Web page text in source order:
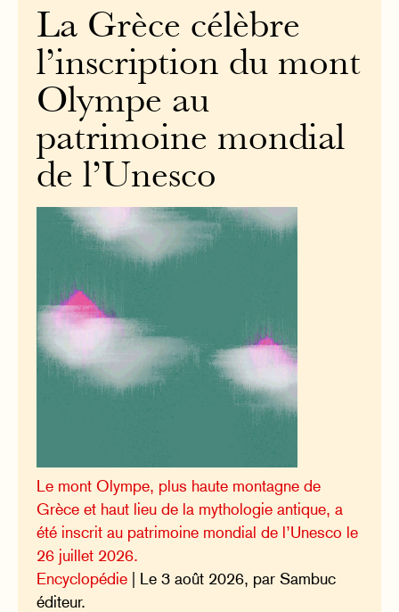
La Grèce célèbre
l’inscription du mont
Olympe au
patrimoine mondial
de l’Unesco
Le mont Olympe, plus haute montagne de
Grèce et haut lieu de la mythologie antique, a
été inscrit au patrimoine mondial de l’Unesco le
26 juillet 2026.
Encyclopédie | Le 3 août 2026, par Sambuc
éditeur.